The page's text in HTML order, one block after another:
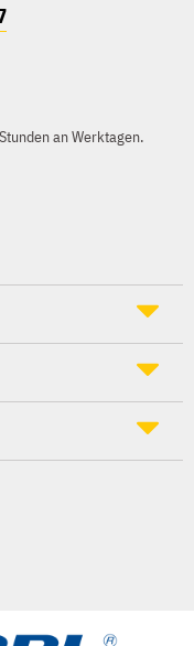
an Werktagen.